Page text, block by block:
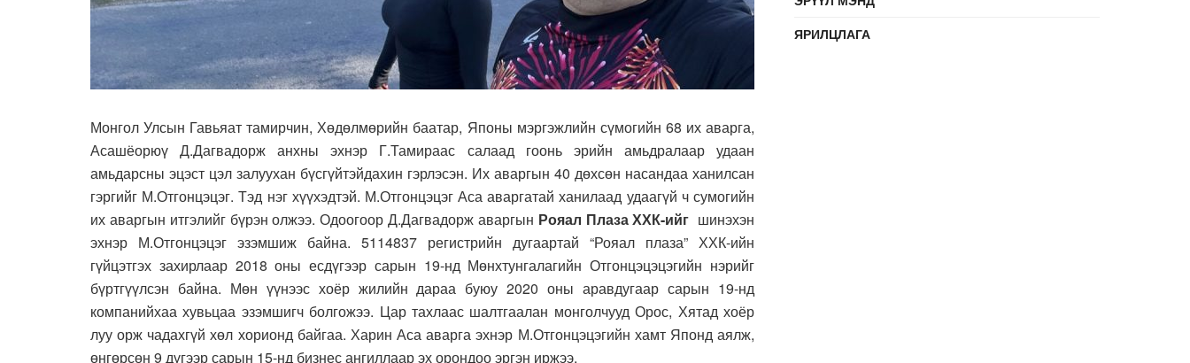
Монгол Улсын Гавьяат тамирчин, Хөдөлмөрийн баатар, Японы мэргэжлийн сүмогийн 68 их аварга,
Асашёорюү Д.Дагвадорж анхны эхнэр Г.Тамираас салаад гоонь эрийн амьдралаар удаан
амьдарсны эцэст цэл залуухан бүсгүйтэйдахин гэрлэсэн. Их аваргын 40 дөхсөн насандаа ханилсан
гэргийг М.Отгонцэцэг. Тэд нэг хүүхэдтэй. М.Отгонцэцэг Аса аваргатай ханилаад удаагүй ч сумогийн
их аваргын итгэлийг бүрэн олжээ. Одоогоор Д.Дагвадорж аваргын Рояал ПлазаХХК-ийг шинэхэн
эхнэр М.Отгонцэцэг эзэмшиж байна. 5114837 регистрийн дугаартай “Рояал плаза” ХХК-ийн
гүйцэтгэх захирлаар 2018 оны есдүгээр сарын 19-нд Мөнхтунгалагийн Отгонцэцэцэгийн нэрийг
бүртгүүлсэн байна. Мөн үүнээс хоёр жилийн дараа буюу 2020 оны аравдугаар сарын 19-нд
компанийхаа хувьцаа эзэмшигч болгожээ. Цар тахлаас шалтгаалан монголчууд Орос, Хятад хоёр
луу орж чадахгүй хөл хорионд байгаа. Харин Аса аварга эхнэр М.Отгонцэцэгийн хамт Японд аялж,
өнгөрсөн 9 дүгээр сарын 15-нд бизнес ангиллаар эх орондоо эргэн иржээ.
ЯРИЛЦЛАГА